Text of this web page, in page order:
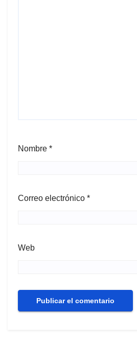
Nombre *
Correo electrónico *
Web